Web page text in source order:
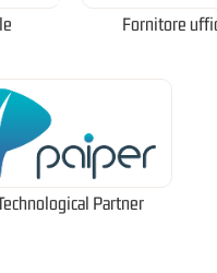
Fornitore
Partner